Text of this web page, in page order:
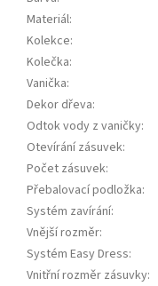
Materiál:
Kolekce:
Kolečka:
Vanička:
Dekor dřeva:
Odtok vody z vaničky:
Otevírání zásuvek:
Počet zásuvek:
Přebalovací podložka:
Systém zavírání:
Vnější rozměr:
Systém Easy Dress:
Vnitřní rozměr zásuvky: